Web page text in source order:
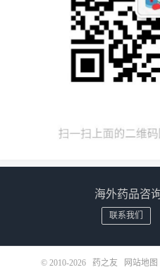
海外药品咨
联系我们
© 2010-2026 药之友 网站地图